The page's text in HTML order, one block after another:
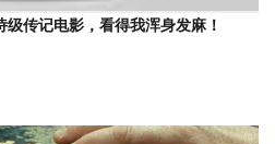
级传记电影，看得我浑身发麻！